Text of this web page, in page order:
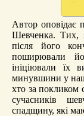
Автор оповідає
Шевченка. Тих,
після його
поширювали
ініціювали їх
минувшини у
хто за покликом
сучасників
спадщину, які